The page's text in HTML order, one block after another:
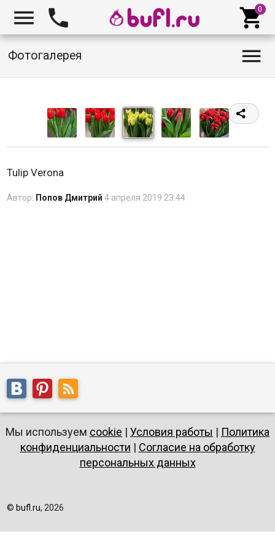
  
Фотогалерея 
Tulip Verona
Автор: Попов Дмитрий 4 апреля 2019 23:44
Мы используем cookie | Условия работы | Политика
конфиденциальности | Согласие на обработку
персональных данных
© bufl.ru, 2026